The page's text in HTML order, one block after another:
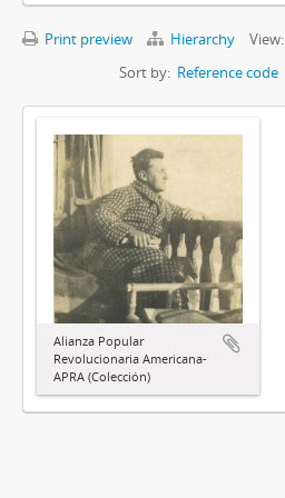
Print preview Hierarchy
View:
Sort by: Reference code
Alianza Popular
Revolucionaria Americana-
APRA (Colección)